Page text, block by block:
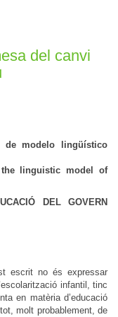
del canvi
modelo lingüístico
linguistic model of
DEL GOVERN
escrit no és expressar
infantil, tinc
en matèria d’educació
molt probablement, de